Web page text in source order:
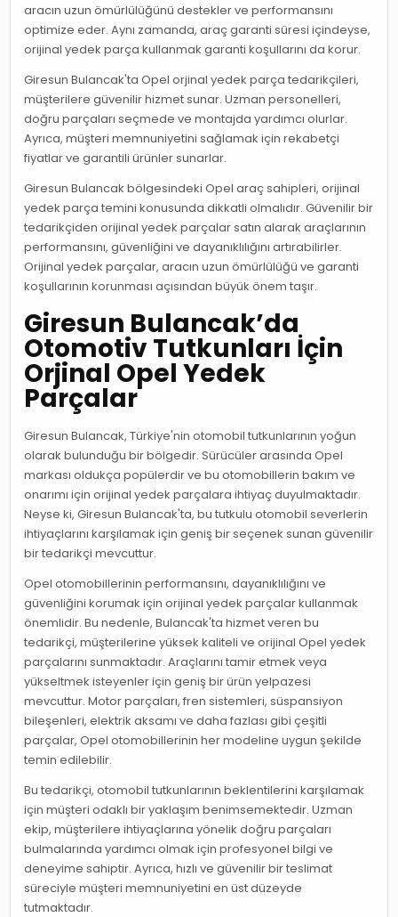
aracın uzun ömürlülüğünü destekler ve performansını
optimize eder. Aynı zamanda, araç garanti süresi içindeyse,
orijinal yedek parça kullanmak garanti koşullarını da korur.
Giresun Bulancak'ta Opel orjinal yedek parça tedarikçileri,
müşterilere güvenilir hizmet sunar. Uzman personelleri,
doğru parçaları seçmede ve montajda yardımcı olurlar.
Ayrıca, müşteri memnuniyetini sağlamak için rekabetçi
fiyatlar ve garantili ürünler sunarlar.
Giresun Bulancak bölgesindeki Opel araç sahipleri, orijinal
yedek parça temini konusunda dikkatli olmalıdır. Güvenilir bir
tedarikçiden orijinal yedek parçalar satın alarak araçlarının
performansını, güvenliğini ve dayanıklılığını artırabilirler.
Orijinal yedek parçalar, aracın uzun ömürlülüğü ve garanti
koşullarının korunması açısından büyük önem taşır.
Giresun Bulancak’da
Otomotiv Tutkunları İçin
Orjinal Opel Yedek
Parçalar
Giresun Bulancak, Türkiye'nin otomobil tutkunlarının yoğun
olarak bulunduğu bir bölgedir. Sürücüler arasında Opel
markası oldukça popülerdir ve bu otomobillerin bakım ve
onarımı için orijinal yedek parçalara ihtiyaç duyulmaktadır.
Neyse ki, Giresun Bulancak'ta, bu tutkulu otomobil severlerin
ihtiyaçlarını karşılamak için geniş bir seçenek sunan güvenilir
bir tedarikçi mevcuttur.
Opel otomobillerinin performansını, dayanıklılığını ve
güvenliğini korumak için orijinal yedek parçalar kullanmak
önemlidir. Bu nedenle, Bulancak'ta hizmet veren bu
tedarikçi, müşterilerine yüksek kaliteli ve orijinal Opel yedek
parçalarını sunmaktadır. Araçlarını tamir etmek veya
yükseltmek isteyenler için geniş bir ürün yelpazesi
mevcuttur. Motor parçaları, fren sistemleri, süspansiyon
bileşenleri, elektrik aksamı ve daha fazlası gibi çeşitli
parçalar, Opel otomobillerinin her modeline uygun şekilde
temin edilebilir.
Bu tedarikçi, otomobil tutkunlarının beklentilerini karşılamak
için müşteri odaklı bir yaklaşım benimsemektedir. Uzman
ekip, müşterilere ihtiyaçlarına yönelik doğru parçaları
bulmalarında yardımcı olmak için profesyonel bilgi ve
deneyime sahiptir. Ayrıca, hızlı ve güvenilir bir teslimat
süreciyle müşteri memnuniyetini en üst düzeyde
tutmaktadır.